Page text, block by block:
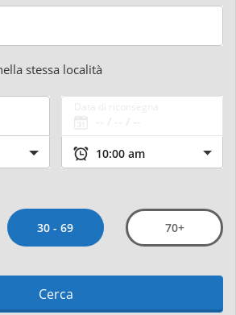
stessa località
30 - 69 70+
Cerca